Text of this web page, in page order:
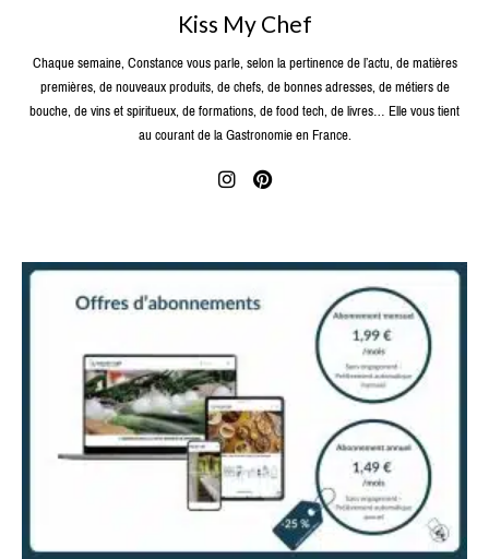
Kiss My Chef
Chaque semaine, Constance vous parle, selon la pertinence de l’actu, de matières
premières, de nouveaux produits, de chefs, de bonnes adresses, de métiers de
bouche, de vins et spiritueux, de formations, de food tech, de livres… Elle vous tient
au courant de la Gastronomie en France.